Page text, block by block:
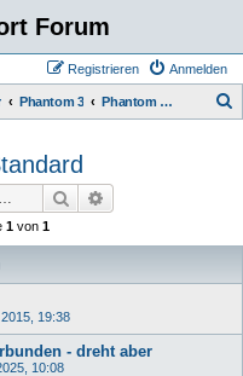
Forum
Anmelden
Registrieren
Phantom 3 Phantom 3 Standard
Suche
1 von 1
19:38
- dreht aber
10:08